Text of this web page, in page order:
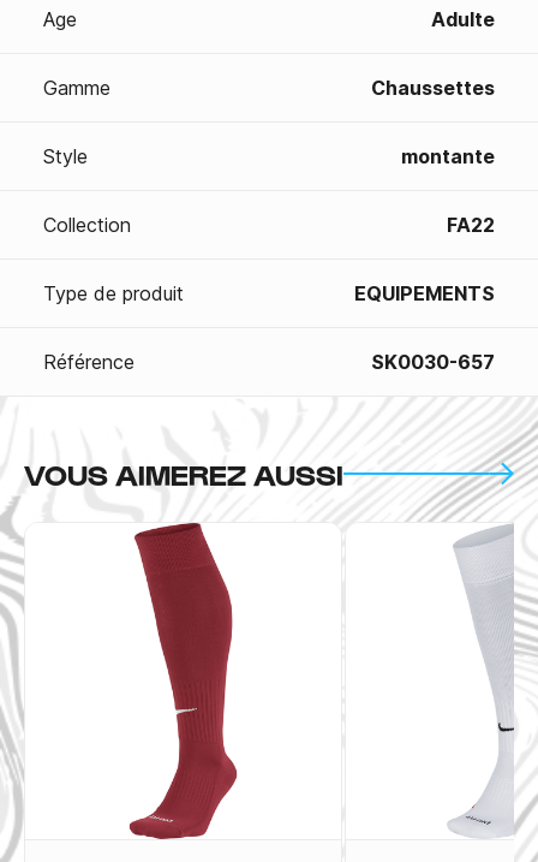
Age Adulte
Gamme Chaussettes
Style montante
Collection FA22
Type de produit EQUIPEMENTS
Référence SK0030-657
VOUS AIMEREZ AUSSI